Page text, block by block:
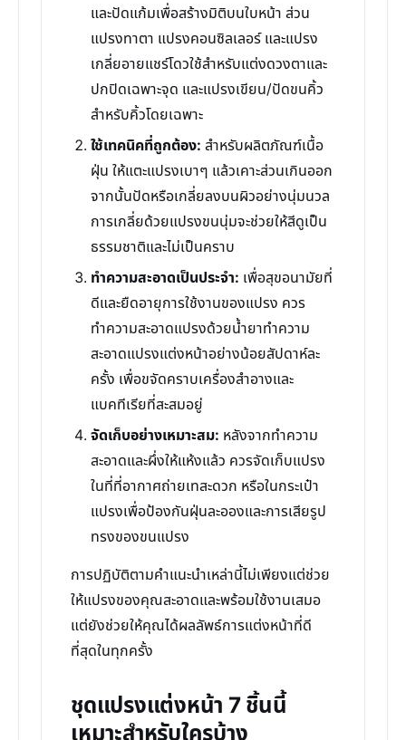
และปัดแก้มเพื่อสร้างมิติบนใบหน้า ส่วน
แปรงทาตา แปรงคอนซิลเลอร์ และแปรง
เกลี่ยอายแชร์โดวใช้สำหรับแต่งดวงตาและ
ปกปิดเฉพาะจุด และแปรงเขียน/ปัดขนคิ้ว
สำหรับคิ้วโดยเฉพาะ
ใช้เทคนิคที่ถูกต้อง: สำหรับผลิตภัณฑ์เนื้อ
ฝุ่น ให้แตะแปรงเบาๆ แล้วเคาะส่วนเกินออก
จากนั้นปัดหรือเกลี่ยลงบนผิวอย่างนุ่มนวล
การเกลี่ยด้วยแปรงขนนุ่มจะช่วยให้สีดูเป็น
ธรรมชาติและไม่เป็นคราบ
ทำความสะอาดเป็นประจำ: เพื่อสุขอนามัยที่
ดีและยืดอายุการใช้งานของแปรง ควร
ทำความสะอาดแปรงด้วยน้ำยาทำความ
สะอาดแปรงแต่งหน้าอย่างน้อยสัปดาห์ละ
ครั้ง เพื่อขจัดคราบเครื่องสำอางและ
แบคทีเรียที่สะสมอยู่
จัดเก็บอย่างเหมาะสม: หลังจากทำความ
สะอาดและผึ่งให้แห้งแล้ว ควรจัดเก็บแปรง
ในที่ที่อากาศถ่ายเทสะดวก หรือในกระเป๋า
แปรงเพื่อป้องกันฝุ่นละอองและการเสียรูป
ทรงของขนแปรง
การปฏิบัติตามคำแนะนำเหล่านี้ไม่เพียงแต่ช่วย
ให้แปรงของคุณสะอาดและพร้อมใช้งานเสมอ
แต่ยังช่วยให้คุณได้ผลลัพธ์การแต่งหน้าที่ดี
ที่สุดในทุกครั้ง
ชุดแปรงแต่งหน้า 7 ชิ้นนี้